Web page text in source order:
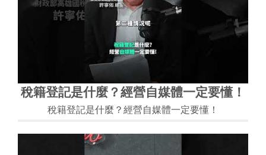
稅籍登記是什麼？經營自媒體一定要懂！
稅籍登記是什麼？經營自媒體一定要懂！